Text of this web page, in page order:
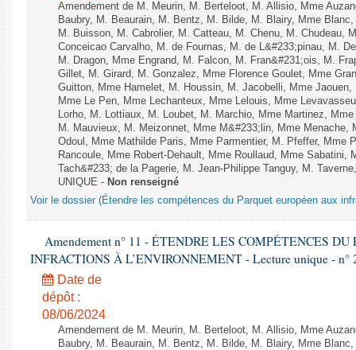
Amendement de M. Meurin, M. Berteloot, M. Allisio, Mme
Baubry, M. Beaurain, M. Bentz, M. Bilde, M. Blairy, Mme
M. Buisson, M. Cabrolier, M. Catteau, M. Chenu, M. Chudeau,
Conceicao Carvalho, M. de Fournas, M. de L&#233;pinau, M.
M. Dragon, Mme Engrand, M. Falcon, M. Fran&#231;ois, M.
Gillet, M. Girard, M. Gonzalez, Mme Florence Goulet, Mme
Guitton, Mme Hamelet, M. Houssin, M. Jacobelli, Mme
Mme Le Pen, Mme Lechanteux, Mme Lelouis, Mme
Lorho, M. Lottiaux, M. Loubet, M. Marchio, Mme Martinez,
M. Mauvieux, M. Meizonnet, Mme M&#233;lin, Mme Menache,
Odoul, Mme Mathilde Paris, Mme Parmentier, M. Pfeffer, Mme
Rancoule, Mme Robert-Dehault, Mme Roullaud, Mme
Tach&#233; de la Pagerie, M. Jean-Philippe Tanguy, M.
UNIQUE - Non renseigné
Voir le dossier (Étendre les compétences du Parquet européen aux
Amendement n° 11 - ÉTENDRE LES COMPÉTENCES
INFRACTIONS À L’ENVIRONNEMENT - Lecture unique - n°
Date de
dépôt :
08/06/2024
Amendement de M. Meurin, M. Berteloot, M. Allisio, Mme
Baubry, M. Beaurain, M. Bentz, M. Bilde, M. Blairy, Mme